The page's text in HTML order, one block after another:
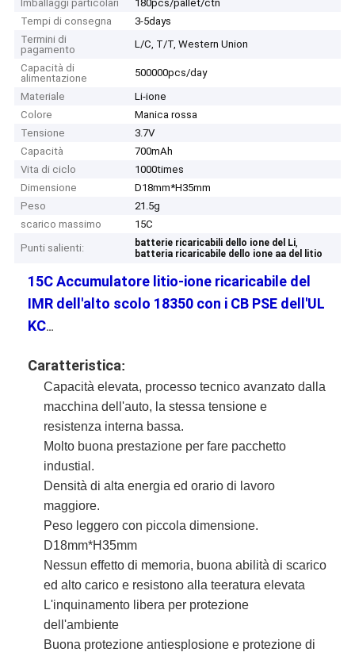
Imballaggi particolari
180pcs/pallet/ctn
Tempi di consegna
3-5days
Termini di
pagamento
L/C, T/T, Western Union
Capacità di
alimentazione
500000pcs/day
Materiale
Li-ione
Colore
Manica rossa
Tensione
3.7V
Capacità
700mAh
Vita di ciclo
1000times
Dimensione
D18mm*H35mm
Peso
21.5g
scarico massimo
15C
Punti salienti:
batterie ricaricabili dello ione del Li,
batteria ricaricabile dello ione aa del litio
15C Accumulatore litio-ione ricaricabile del
IMR dell'alto scolo 18350 con i CB PSE dell'UL
KC…
Caratteristica:
Capacità elevata, processo tecnico avanzato dalla
macchina dell'auto, la stessa tensione e
resistenza interna bassa.
Molto buona prestazione per fare pacchetto
industial.
Densità di alta energia ed orario di lavoro
maggiore.
Peso leggero con piccola dimensione.
D18mm*H35mm
Nessun effetto di memoria, buona abilità di scarico
ed alto carico e resistono alla teeratura elevata
L'inquinamento libera per protezione
dell'ambiente
Buona protezione antiesplosione e protezione di